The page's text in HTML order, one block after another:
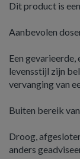
Dit product is
Aanbevolen
Een
levensstijl zijn
vervanging van
Buiten bereik
Droog,
anders